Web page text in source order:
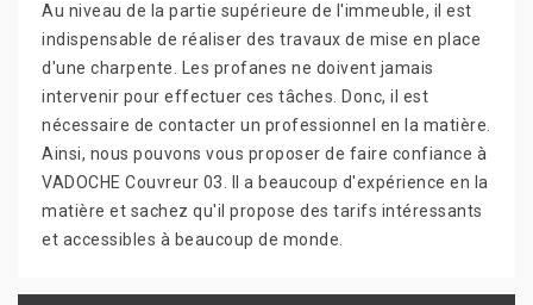
Au niveau de la partie supérieure de l'immeuble, il est
indispensable de réaliser des travaux de mise en place
d'une charpente. Les profanes ne doivent jamais
intervenir pour effectuer ces tâches. Donc, il est
nécessaire de contacter un professionnel en la matière.
Ainsi, nous pouvons vous proposer de faire confiance à
VADOCHE Couvreur 03. Il a beaucoup d'expérience en la
matière et sachez qu'il propose des tarifs intéressants
et accessibles à beaucoup de monde.